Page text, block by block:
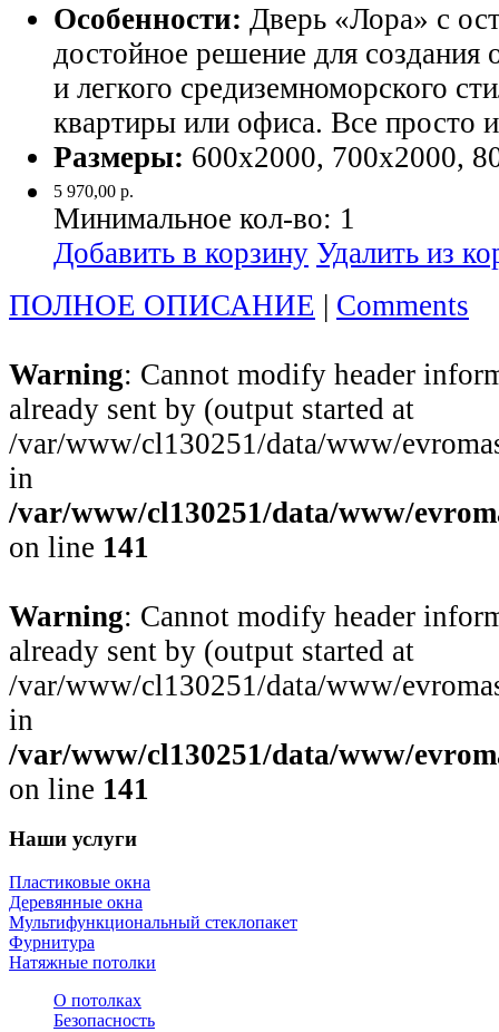
Особенности: Дверь «Лора» с
достойное решение для создания
и легкого средиземноморского
квартиры или офиса. Все
Размеры: 600х2000, 700х2000,
5 970,00 р.
Минимальное кол-во: 1
Добавить в корзину Удалить из
ПОЛНОЕ ОПИСАНИЕ | Comments
Warning: Cannot modify header
already sent by (output started at
/var/www/cl130251/data/www/
in
/var/www/cl130251/data/www/
on line 141
Warning: Cannot modify header
already sent by (output started at
/var/www/cl130251/data/www/
in
/var/www/cl130251/data/www/
on line 141
Наши услуги
Пластиковые окна
Деревянные окна
Мультифункциональный стеклопакет
Фурнитура
Натяжные потолки
О потолках
Безопасность